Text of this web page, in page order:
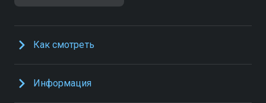
Как смотреть
Информация